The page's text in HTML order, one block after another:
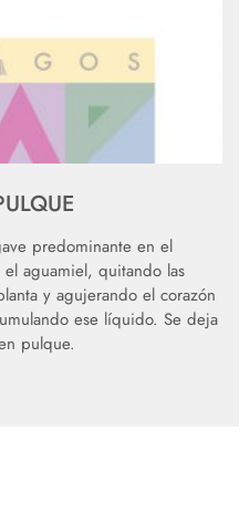
predominante en el
aguamiel, quitando las
y agujerando el corazón
ese líquido. Se deja
pulque.